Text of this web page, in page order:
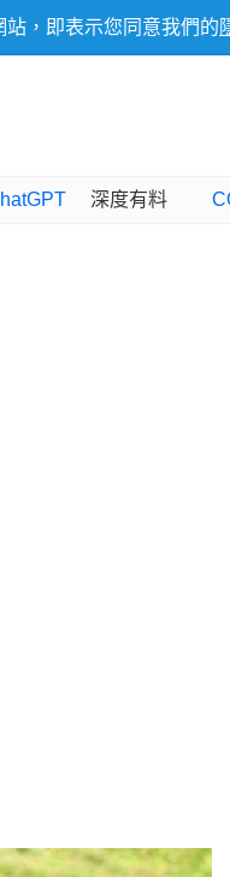
，即表示您同意我們的
深度有料